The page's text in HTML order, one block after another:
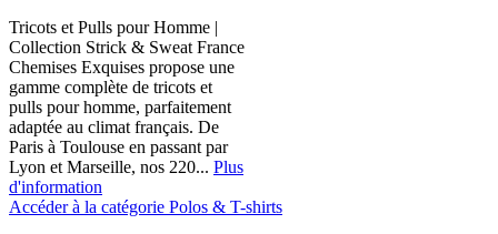
Tricots et Pulls pour Homme |
Collection Strick & Sweat France
Chemises Exquises propose une
gamme complète de tricots et
pulls pour homme, parfaitement
adaptée au climat français. De
Paris à Toulouse en passant par
Lyon et Marseille, nos 220... Plus
d'information
Accéder à la catégorie Polos & T-shirts